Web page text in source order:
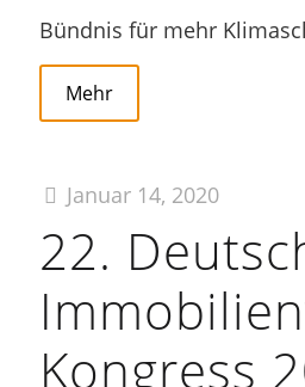
Bündnis für mehr
Mehr
Januar 14, 2020
22.
Kongress